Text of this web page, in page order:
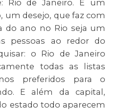
Rio de Janeiro. É um
um desejo, que faz com
do ano no Rio seja um
pessoas ao redor do
o Rio de Janeiro
todas as listas
preferidos para o
E além da capital,
estado todo aparecem